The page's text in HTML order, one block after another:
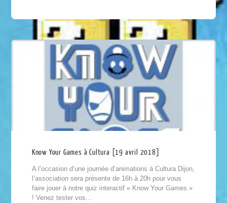
Know Your Games à Cultura [19 avril 2018]
A l’occasion d’une journée d’animations à Cultura Dijon,
l’association sera présente de 16h à 20h pour vous
faire jouer à notre quiz interactif « Know Your Games »
! Venez tester vos...